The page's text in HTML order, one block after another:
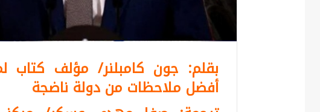
بقلم: جون كامبلنر/ مؤلف كتاب
أفضل ملاحظات من دولة ناضجة